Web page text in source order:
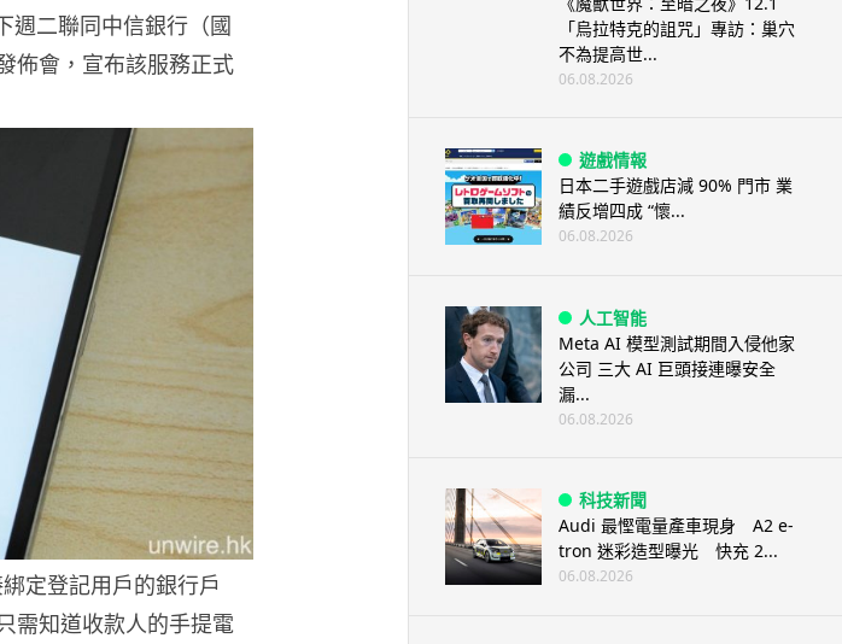
週二聯同中信銀行（國
佈會，宣布該服務正式
定登記用戶的銀行戶
需知道收款人的手提電
「烏拉特克的詛咒」專訪：巢穴
不為提高世...
06.08.2026
遊戲情報
日本二手遊戲店減 90% 門市 業
績反增四成 “懷...
06.08.2026
人工智能
Meta AI 模型測試期間入侵他家
公司 三大 AI 巨頭接連曝安全
漏...
06.08.2026
科技新聞
Audi 最慳電量產車現身 A2 e-
tron 迷彩造型曝光 快充 2...
06.08.2026